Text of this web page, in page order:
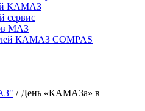
КАМАЗ
сервис
МАЗ
КАМАЗ COMPAS
/ День «КАМАЗа» в